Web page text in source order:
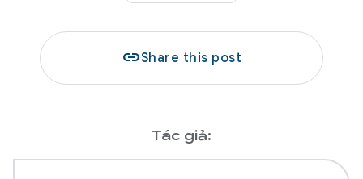
linkShare this post
Tác giả: